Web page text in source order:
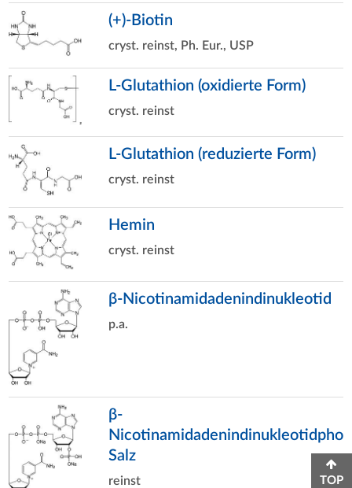
(+)-Biotin
cryst. reinst, Ph. Eur., USP
L-Glutathion (oxidierte Form)
cryst. reinst
L-Glutathion (reduzierte Form)
cryst. reinst
Hemin
cryst. reinst
β-Nicotinamidadenindinukleotid
p.a.
β-
Salz
reinst TOP